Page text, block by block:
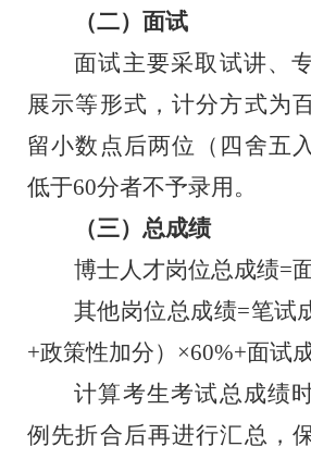
（二）面试
面试主要采取试讲、
展示等形式，计分方式为
留小数点后两位
（四舍五
低于60分者不予录用。
（三） 总成绩
博士人才岗位总成绩=
其他岗位总成绩=笔试
+政策性加分） ×60%+面试
计算考生考试总成绩
例先折合后再进行汇总，